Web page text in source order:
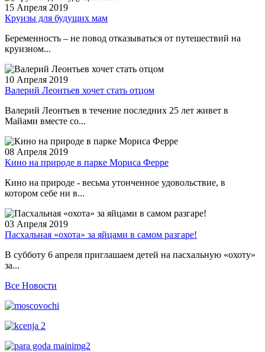
15 Апреля 2019
Круизы для будущих мам
Беременность – не повод отказываться от путешествий на
круизном...
10 Апреля 2019
Валерий Леонтьев хочет стать отцом
Валерий Леонтьев в течение последних 25 лет живет в
Майами вместе со...
08 Апреля 2019
Кино на природе в парке Мориса Ферре
Кино на природе - весьма утонченное удовольствие, в
котором себе ни в...
03 Апреля 2019
Пасхальная «охота» за яйцами в самом разгаре!
В субботу 6 апреля приглашаем детей на пасхальную «охоту»
за...
Все Новости